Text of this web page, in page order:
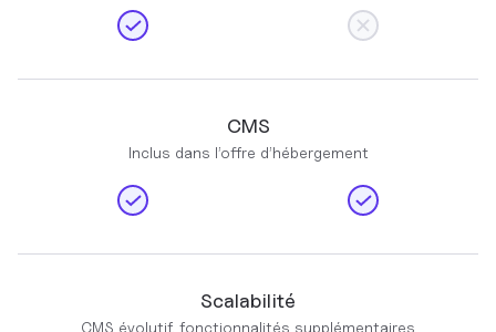
CMS
Inclus dans l’offre d’hébergement
Scalabilité
CMS évolutif, fonctionnalités supplémentaires